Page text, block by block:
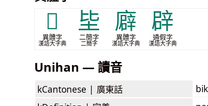
𨐧
異體字
漢語大字典
坒
二簡字
二簡字
廦
異體字
漢語大字典
辟
通假字
漢語大字典
Unihan — 讀音
kCantonese | 廣東話